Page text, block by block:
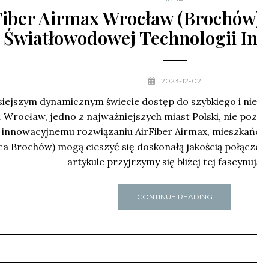
Airmax Wrocław
Światłowodowej Technologii
2023-12-02
dynamicznym świecie dostęp do szybkiego i
Wrocław, jedno z najważniejszych miast Polski, nie
innowacyjnemu rozwiązaniu AirFiber Airmax,
Brochów) mogą cieszyć się doskonałą jakością
artykule przyjrzymy się bliżej tej
CONTINUE READING